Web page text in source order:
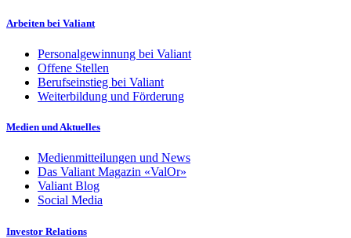
Arbeiten bei Valiant
Personalgewinnung bei Valiant
Offene Stellen
Berufseinstieg bei Valiant
Weiterbildung und Förderung
Medien und Aktuelles
Medienmitteilungen und News
Das Valiant Magazin «ValOr»
Valiant Blog
Social Media
Investor Relations